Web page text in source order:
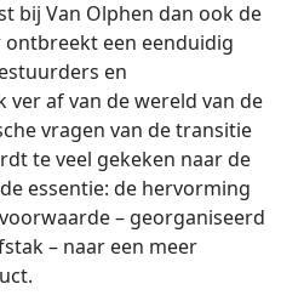
bij Van Olphen dan ook de
ontbreekt een eenduidig
en
af van de wereld van de
vragen van de transitie
te veel gekeken naar de
essentie: de hervorming
– georganiseerd
– naar een meer